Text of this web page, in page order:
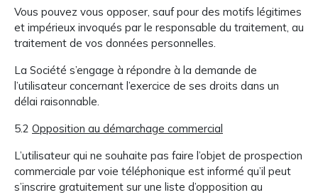
Vous pouvez vous opposer, sauf pour des motifs légitimes
et impérieux invoqués par le responsable du traitement, au
traitement de vos données personnelles.
La Société s’engage à répondre à la demande de
l’utilisateur concernant l’exercice de ses droits dans un
délai raisonnable.
5.2 Opposition au démarchage commercial
L’utilisateur qui ne souhaite pas faire l’objet de prospection
commerciale par voie téléphonique est informé qu’il peut
s’inscrire gratuitement sur une liste d’opposition au